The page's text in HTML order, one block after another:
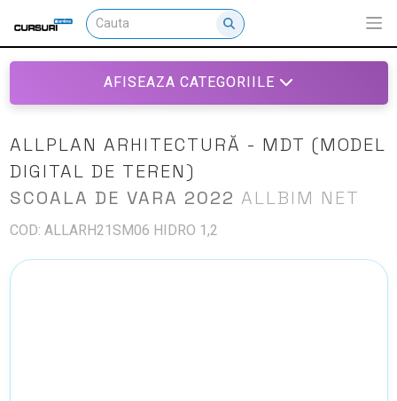
AFISEAZA CATEGORIILE
ALLPLAN ARHITECTURĂ - MDT (MODEL
DIGITAL DE TEREN)
SCOALA DE VARA 2022 ALLBIM NET
COD: ALLARH21SM06 HIDRO 1,2